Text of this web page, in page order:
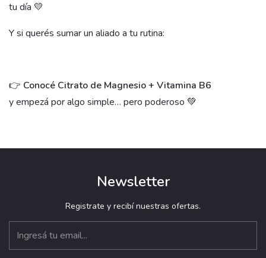
tu día 💛
Y si querés sumar un aliado a tu rutina:
👉 Conocé Citrato de Magnesio + Vitamina B6
y empezá por algo simple… pero poderoso 💚
Newsletter
Registrate y recibí nuestras ofertas.